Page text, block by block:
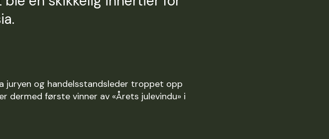
juryen og handelsstandsleder troppet opp
dermed første vinner av «Årets julevindu» i